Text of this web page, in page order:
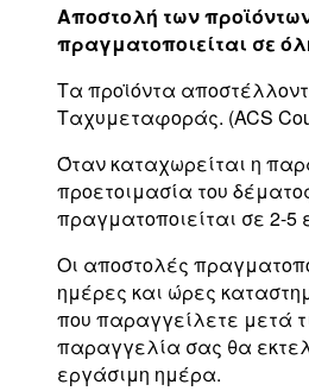
Αποστολή των
πραγματοποιείται σε
Τα προϊόντα
Ταχυμεταφοράς. (ACS
Όταν καταχωρείται η
προετοιμασία του
πραγματοποιείται σε 2-5
Οι αποστολές
ημέρες και ώρες
που παραγγείλετε μετά
παραγγελία σας θα
εργάσιμη ημέρα.